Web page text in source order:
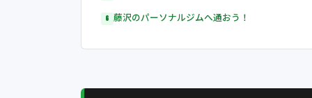
藤沢のパーソナルジムへ通おう！